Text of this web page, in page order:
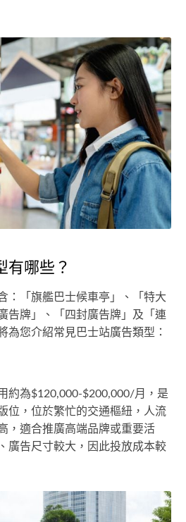
有哪些？
：「旗艦巴士候車亭」、「特大
告牌」、「四封廣告牌」及「連
為您介紹常見巴士站廣告類型：
約為$120,000-$200,000/月，是
位，位於繁忙的交通樞紐，人流
，適合推廣高端品牌或重要活
廣告尺寸較大，因此投放成本較